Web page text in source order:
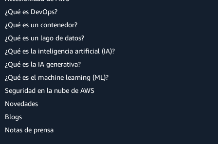
¿Qué es DevOps?
¿Qué es un contenedor?
¿Qué es un lago de datos?
¿Qué es la inteligencia artificial (IA)?
¿Qué es la IA generativa?
¿Qué es el machine learning (ML)?
Seguridad en la nube de AWS
Novedades
Blogs
Notas de prensa